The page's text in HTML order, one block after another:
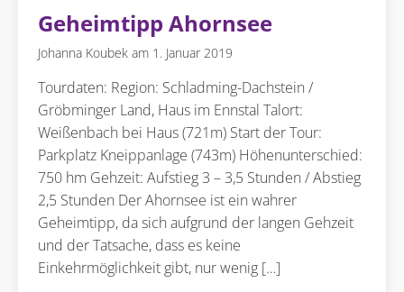
Geheimtipp Ahornsee
Johanna Koubek 1. Januar 2019
Tourdaten: Region: Schladming-Dachstein /
Gröbminger Land, Haus im Ennstal Talort:
Weißenbach bei Haus (721m) Start der Tour:
Parkplatz Kneippanlage (743m) Höhenunterschied:
750 hm Gehzeit: Aufstieg 3 – 3,5 Stunden / Abstieg
2,5 Stunden Der Ahornsee ist ein wahrer
Geheimtipp, da sich aufgrund der langen Gehzeit
und der Tatsache, dass es keine
Einkehrmöglichkeit gibt, nur wenig […]